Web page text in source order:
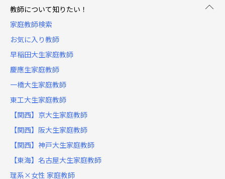
教師について知りたい！
家庭教師検索
お気に入り教師
早稲田大生家庭教師
慶應生家庭教師
一橋大生家庭教師
東工大生家庭教師
【関西】京大生家庭教師
【関西】阪大生家庭教師
【関西】神戸大生家庭教師
【東海】名古屋大生家庭教師
理系×女性 家庭教師